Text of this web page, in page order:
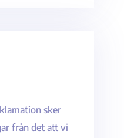
sker
från det att vi